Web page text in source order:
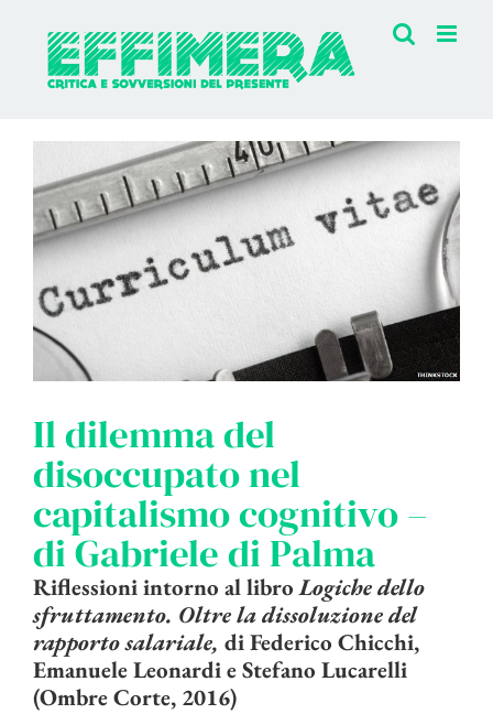
contenuto
Ingrandisci
immagine
Il dilemma del
disoccupato nel
capitalismo cognitivo –
di Gabriele di Palma
Riflessioni intorno al libroLogiche dello
sfruttamento. Oltre la dissoluzione del
rapporto salariale, di Federico Chicchi,
Emanuele Leonardi e Stefano Lucarelli
(Ombre Corte, 2016)